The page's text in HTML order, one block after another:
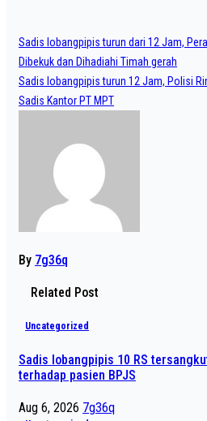
Post
navigation
Sadis lobangpipis turun dari 12 Jam,
Dibekuk dan Dihadiahi Timah gerah
Sadis lobangpipis turun 12 Jam, Polisi
Sadis Kantor PT MPT
By 7g36q
Related Post
Uncategorized
Sadis lobangpipis 10 RS
terhadap pasien BPJS
Aug 6, 2026 7g36q